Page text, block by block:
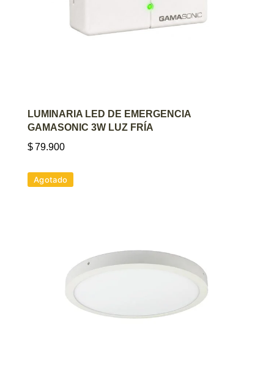
AGREGAR AL CARRITO
LUMINARIA LED DE EMERGENCIA
GAMASONIC 3W LUZ FRÍA
$79.900
Agotado